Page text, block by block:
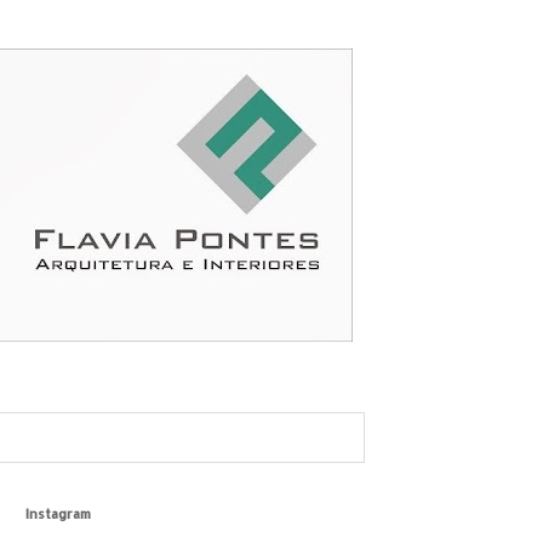
Instagram